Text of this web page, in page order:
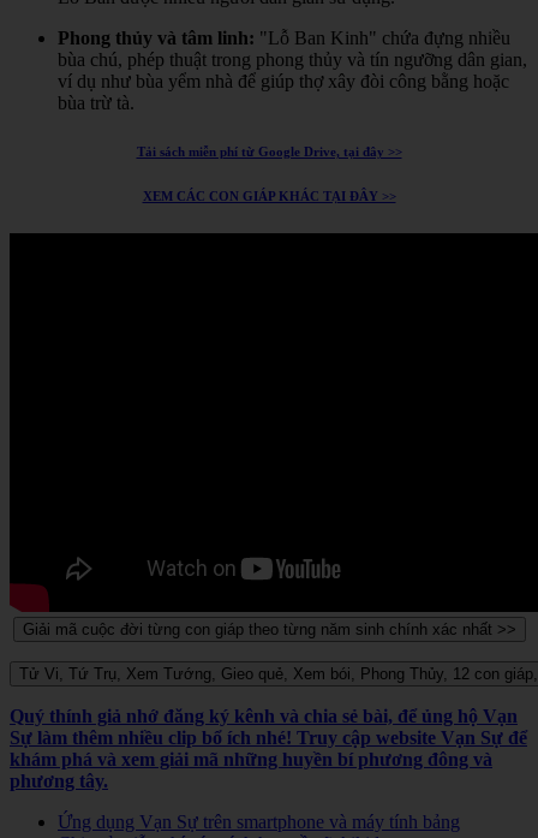
Phong thủy và tâm linh: "Lỗ Ban Kinh" chứa đựng nhiều
bùa chú, phép thuật trong phong thủy và tín ngưỡng dân gian,
ví dụ như bùa yểm nhà để giúp thợ xây đòi công bằng hoặc
bùa trừ tà.
Tải sách miễn phí từ Google Drive, tại đây >>
XEM CÁC CON GIÁP KHÁC TẠI ĐÂY >>
Quý thính giả nhớ đăng ký kênh và chia sẻ bài, để ủng hộ Vạn
Sự làm thêm nhiều clip bổ ích nhé! Truy cập website Vạn Sự để
khám phá và xem giải mã những huyền bí phương đông và
phương tây.
Ứng dụng Vạn Sự trên smartphone và máy tính bảng